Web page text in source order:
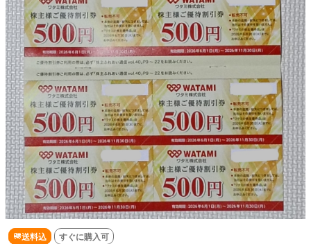
送料込 すぐに購入可